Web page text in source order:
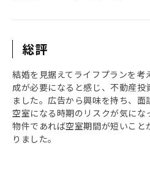
総評
結婚を見据えてライフプランを考
成が必要になると感じ、不動産投
ました。広告から興味を持ち、面
空室になる時期のリスクが気にな
物件であれば空室期間が短いこ
りました。